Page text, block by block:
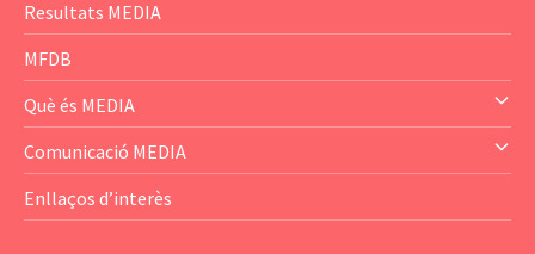
— Content Cluster
— Business Cluster
— Audience Cluster
— Altres
Resultats MEDIA
MFDB
Què és MEDIA
— El subprograma MEDIA
— Agència Executiva
Comunicació MEDIA
— Estrenes a Catalunya
Enllaços d’interès